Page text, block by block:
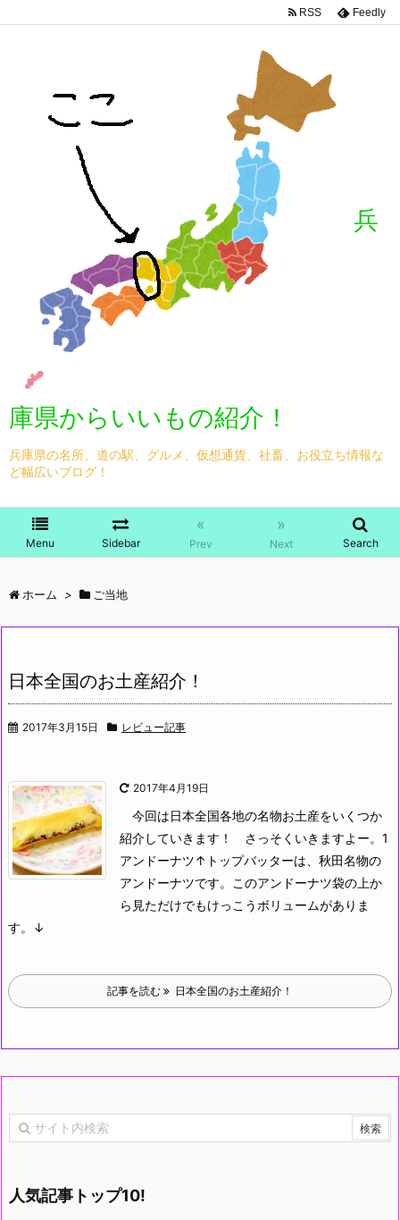
兵
庫県からいいもの紹介！
兵庫県の名所、道の駅、グルメ、仮想通貨、社畜、お役立ち情報な
ど幅広いブログ！
Menu Sidebar
«
Prev
»
Next Search
RSS Feedly
ホーム > ご当地
日本全国のお土産紹介！
2017年3月15日 レビュー記事
2017年4月19日
今回は日本全国各地の名物お土産をいくつか
紹介していきます！
さっそくいきますよー。 1
アンドーナツ↑トップバッターは、秋田名物の
アンドーナツです。このアンドーナツ袋の上か
ら見ただけでもけっこうボリュームがありま
す。↓
記事を読む 日本全国のお土産紹介！
人気記事トップ10!